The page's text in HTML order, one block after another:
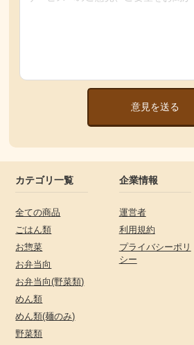
意見を送る
カテゴリ一覧
全ての商品
ごはん類
お惣菜
お弁当向
お弁当向(野菜類)
めん類
めん類(麺のみ)
野菜類
企業情報
運営者
利用規約
プライバシーポリ
シー